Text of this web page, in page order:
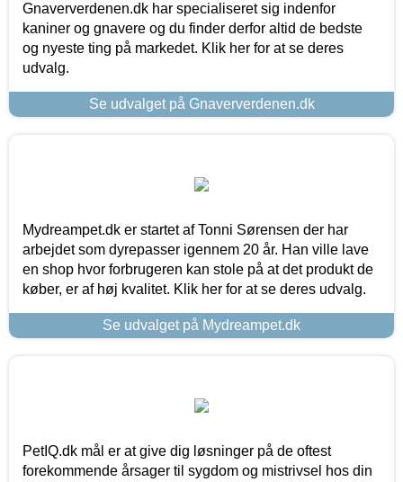
Gnaververdenen.dk har specialiseret sig indenfor
kaniner og gnavere og du finder derfor altid de bedste
og nyeste ting på markedet. Klik her for at se deres
udvalg.
Se udvalget på Gnaververdenen.dk
Mydreampet.dk er startet af Tonni Sørensen der har
arbejdet som dyrepasser igennem 20 år. Han ville lave
en shop hvor forbrugeren kan stole på at det produkt de
køber, er af høj kvalitet. Klik her for at se deres udvalg.
Se udvalget på Mydreampet.dk
PetIQ.dk mål er at give dig løsninger på de oftest
forekommende årsager til sygdom og mistrivsel hos din